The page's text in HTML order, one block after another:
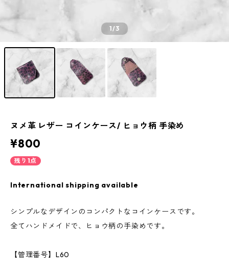
1/3
ヌメ革 レザー コインケース/ ヒョウ柄 手染め
¥800
残り1点
International shipping available
シンプルなデザインのコンパクトなコインケースです。
全てハンドメイドで、ヒョウ柄の手染めです。
【管理番号】L60